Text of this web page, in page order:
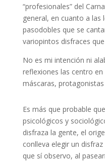
“profesionales” del
general, en cuanto a las
pasodobles que se
variopintos disfraces
No es mi intención ni
reflexiones las centro
máscaras,
Es más que probable
psicológicos y
disfraza la gente, el
conlleva elegir un
que sí observo, al